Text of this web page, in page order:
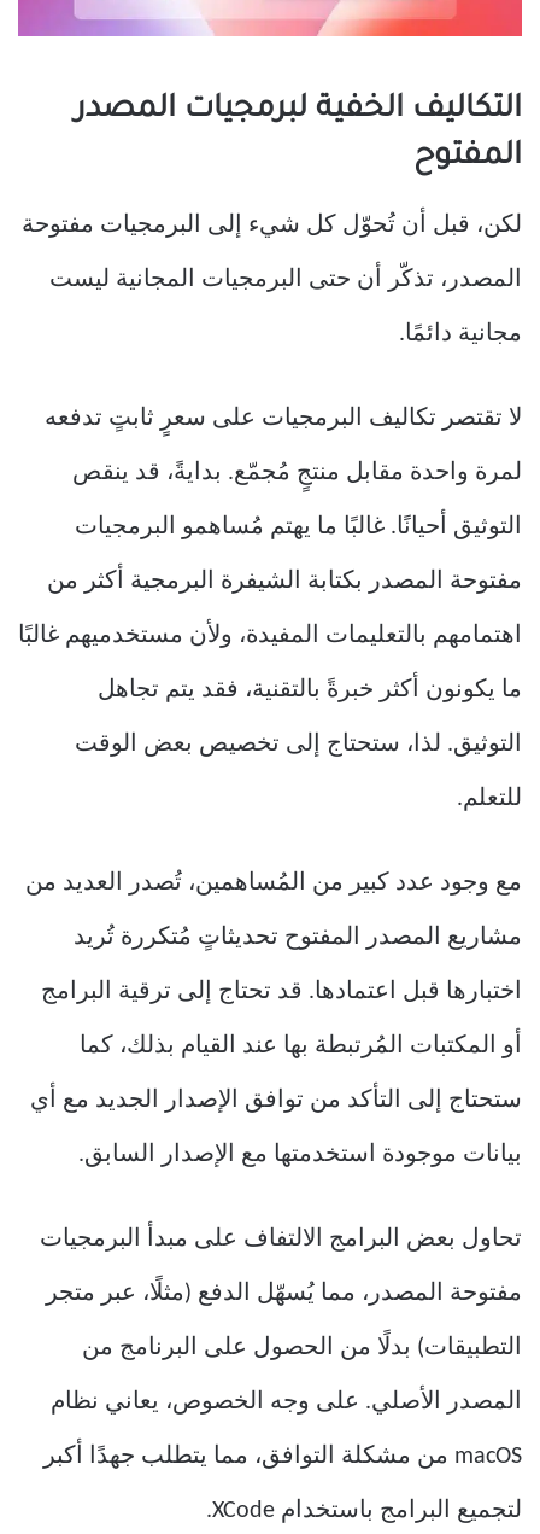
التكاليف الخفية لبرمجيات المصدر
المفتوح
لكن، قبل أن تُحوّل كل شيء إلى البرمجيات مفتوحة
المصدر، تذكّر أن حتى البرمجيات المجانية ليست
مجانية دائمًا.
لا تقتصر تكاليف البرمجيات على سعرٍ ثابتٍ تدفعه
لمرة واحدة مقابل منتجٍ مُجمّع. بدايةً، قد ينقص
التوثيق أحيانًا. غالبًا ما يهتم مُساهمو البرمجيات
مفتوحة المصدر بكتابة الشيفرة البرمجية أكثر من
اهتمامهم بالتعليمات المفيدة، ولأن مستخدميهم غالبًا
ما يكونون أكثر خبرةً بالتقنية، فقد يتم تجاهل
التوثيق. لذا، ستحتاج إلى تخصيص بعض الوقت
للتعلم.
مع وجود عدد كبير من المُساهمين، تُصدر العديد من
مشاريع المصدر المفتوح تحديثاتٍ مُتكررة تُريد
اختبارها قبل اعتمادها. قد تحتاج إلى ترقية البرامج
أو المكتبات المُرتبطة بها عند القيام بذلك، كما
ستحتاج إلى التأكد من توافق الإصدار الجديد مع أي
بيانات موجودة استخدمتها مع الإصدار السابق.
تحاول بعض البرامج الالتفاف على مبدأ البرمجيات
مفتوحة المصدر، مما يُسهّل الدفع (مثلًا، عبر متجر
التطبيقات) بدلًا من الحصول على البرنامج من
المصدر الأصلي. على وجه الخصوص، يعاني نظام
macOS من مشكلة التوافق، مما يتطلب جهدًا أكبر
لتجميع البرامج باستخدام XCode.